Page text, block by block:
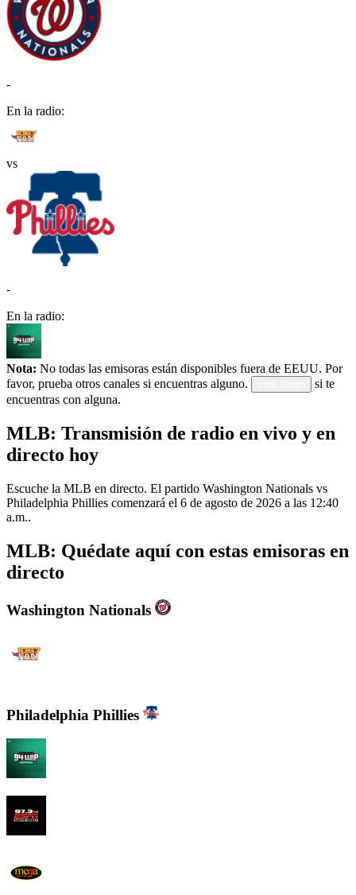
-
En la radio:
vs
-
En la radio:
Nota: No todas las emisoras están disponibles fuera de EEUU. Por
favor, prueba otros canales si encuentras alguno.
si te
encuentras con alguna.
MLB: Transmisión de radio en vivo y en
directo hoy
Escuche la MLB en directo. El partido Washington Nationals vs
Philadelphia Phillies comenzará el 6 de agosto de 2026 a las 12:40
a.m..
MLB: Quédate aquí con estas emisoras en
directo
Washington Nationals
Philadelphia Phillies